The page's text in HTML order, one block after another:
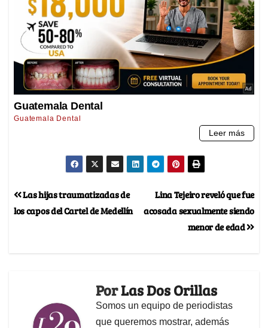
Lina Tejeiro reveló que fue
acosada sexualmente siendo
menor de edad
Las hijas traumatizadas de
los capos del Cartel de Medellín
PorLas Dos Orillas
Somos un equipo de periodistas
que queremos mostrar, además